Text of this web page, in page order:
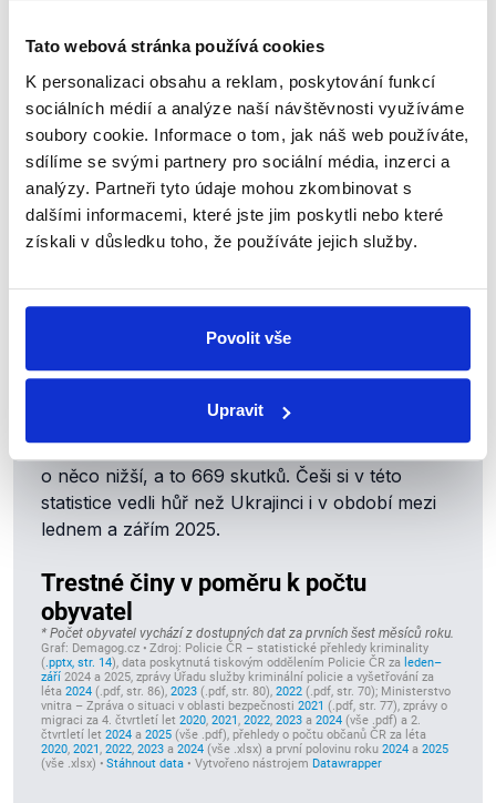
Tato webová stránka používá cookies
K personalizaci obsahu a reklam, poskytování funkcí
sociálních médií a analýze naší návštěvnosti využíváme
soubory cookie. Informace o tom, jak náš web používáte,
sdílíme se svými partnery pro sociální média, inzerci a
analýzy. Partneři tyto údaje mohou zkombinovat s
dalšími informacemi, které jste jim poskytli nebo které
získali v důsledku toho, že používáte jejich služby.
Povolit vše
Upravit
v Česku roste, a to především kvůli Ukrajincům,
tak dramaticky. V úvodu o Ukrajincích píše, že
„média zaznamenávají (…) nárůst trestné činnosti
spojené s touto komunitou“ a že „přibývá
informací o trestných činech spojených
s ukrajinskými uprchlíky“. Vdoprovodném textu
vefotogaleriičlánek ovšemříká, že„statistiky
ukazují, že počet trestných činů spáchaných
relativně nízký“.
Pro srovnání proto přidáváme i přehled počtu
trestných činů v poměru k počtu dané skupiny
spáchali Češi v přepočtu 679 trestných činů na
100 tisíc obyvatel, v případě Ukrajinců byl počet
o něco nižší, a to 669 skutků. Češi si v této
statistice vedli hůř než Ukrajinci i v období mezi
lednem a zářím 2025.